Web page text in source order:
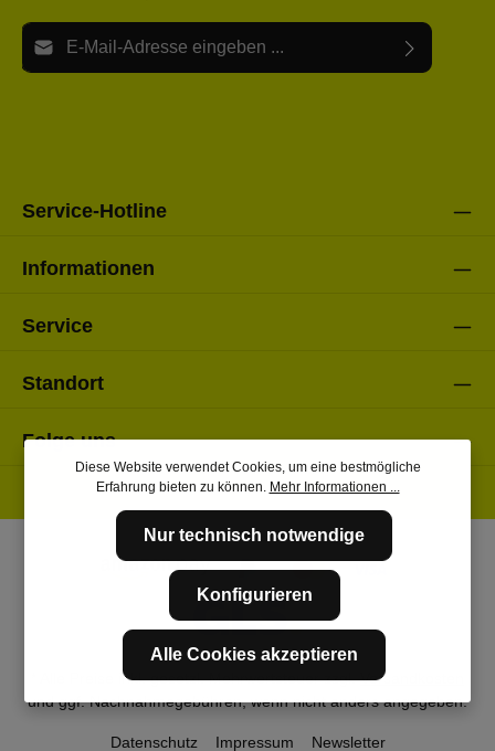
E-Mail-Adresse*
Service-Hotline
Informationen
Service
Standort
Folge uns
* Alle Preise inkl. gesetzl. Mehrwertsteuer zzgl.Versandkosten
und ggf. Nachnahmegebühren, wenn nicht anders angegeben.
Datenschutz Impressum Newsletter
Diese Website verwendet Cookies, um eine bestmögliche
Erfahrung bieten zu können. Mehr Informationen ...
Nur technisch notwendige
Konfigurieren
Alle Cookies akzeptieren